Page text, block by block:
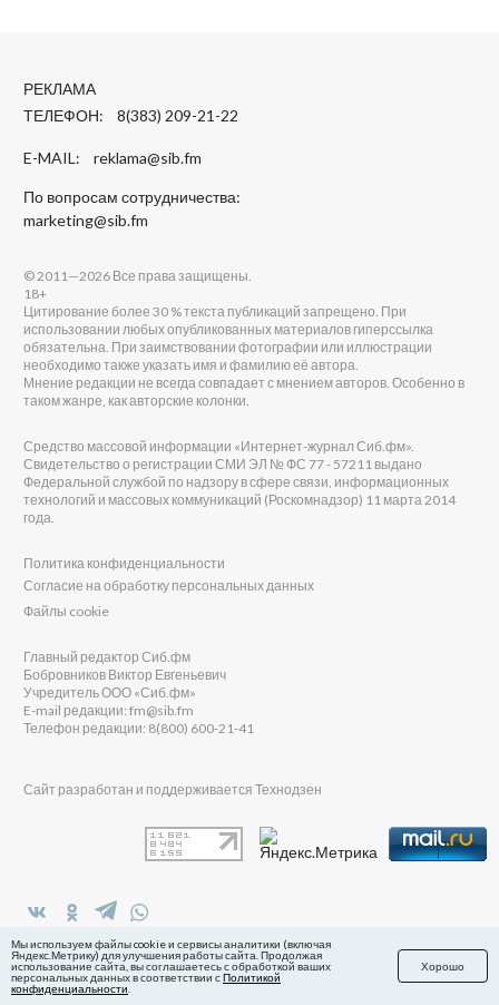
РЕКЛАМА
ТЕЛЕФОН: 8(383) 209-21-22
E-MAIL: reklama@sib.fm
По вопросам сотрудничества:
marketing@sib.fm
в Яндекс.Дзен
© 2011—2026 Все права защищены.
18+
Цитирование более 30 % текста публикаций запрещено. При
использовании любых опубликованных материалов гиперссылка
обязательна. При заимствовании фотографии или иллюстрации
необходимо также указать имя и фамилию её автора.
Мнение редакции не всегда совпадает с мнением авторов. Особенно в
таком жанре, как авторские колонки.
Средство массовой информации «Интернет-журнал Сиб.фм».
Свидетельство о регистрации СМИ ЭЛ № ФС 77 - 57211 выдано
Федеральной службой по надзору в сфере связи, информационных
технологий и массовых коммуникаций (Роскомнадзор) 11 марта 2014
года.
Политика конфиденциальности
Согласие на обработку персональных данных
Файлы cookie
Главный редактор Сиб.фм
Бобровников Виктор Евгеньевич
Учредитель ООО «Сиб.фм»
E-mail редакции: fm@sib.fm
Телефон редакции: 8(800) 600-21-41
Сайт разработан и поддерживается Технодзен
Мы используем файлы cookie и сервисы аналитики (включая
Яндекс.Метрику) для улучшения работы сайта. Продолжая
использование сайта, вы соглашаетесь с обработкой ваших
персональных данных в соответствии сПолитикой
конфиденциальности
Хорошо